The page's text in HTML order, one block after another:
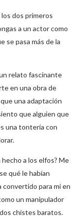
dos primeros
a un actor como
se pasa más de la
relato fascinante
en una obra de
una adaptación
que alguien que
una tontería con
a los elfos? Me
qué le habían
convertido para mí en
un manipulador
chistes baratos.